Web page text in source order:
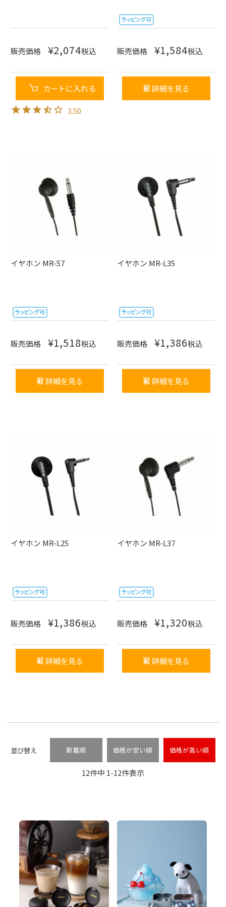
販売価格 ¥2,074税込
カートに入れる
3.50
販売価格 ¥1,584税込
詳細を見る
イヤホン MR-57
販売価格 ¥1,518税込
詳細を見る
イヤホン MR-L35
販売価格 ¥1,386税込
詳細を見る
イヤホン MR-L25
販売価格 ¥1,386税込
詳細を見る
イヤホン MR-L37
販売価格 ¥1,320税込
詳細を見る
並び替え 新着順 価格が安い順 価格が高い順
12件中 1-12件表示
P
l
a
V
i
d
e
i
d
e